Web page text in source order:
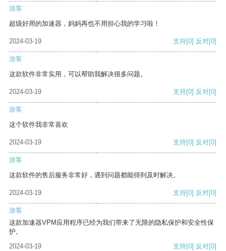
游客
超级好用的加速器，妈妈再也不用担心我的学习啦！
2024-03-19 支持[0] 反对[0]
游客
这款软件非常实用，可以帮助我解决很多问题。
2024-03-19 支持[0] 反对[0]
游客
这个软件我非常喜欢
2024-03-19 支持[0] 反对[0]
游客
这款软件的售后服务非常好，遇到问题都能得到及时解决。
2024-03-19 支持[0] 反对[0]
游客
这款加速器VPM应用程序已经为我们带来了无限的隐私保护和安全性保
护。
2024-03-19
支持[0] 反对[0]